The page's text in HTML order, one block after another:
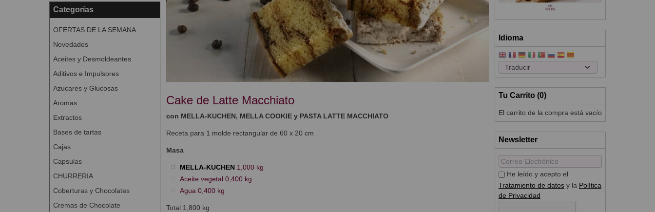
Categorías
OFERTAS DE LA SEMANA
Novedades
Aceites y Desmoldeantes
Aditivos e Impulsores
Azucares y Glucosas
Aromas
Extractos
Bases de tartas
Cajas
Capsulas
CHURRERIA
Coberturas y Chocolates
Cremas de Chocolate
Cake de Latte Macchiato
con MELLA-KUCHEN, MELLA COOKIE y PASTA LATTE MACCHIATO
Receta para 1 molde rectangular de 60 x 20 cm
Masa
MELLA-KUCHEN1,000 kg
Aceite vegetal 0,400 kg
Agua 0,400 kg
Total 1,800 kg
Idioma
Tu Carrito (0)
El carrito de la compra está vacío
Newsletter
He leído y acepto el
Tratamiento de datosy la Política
de Privacidad